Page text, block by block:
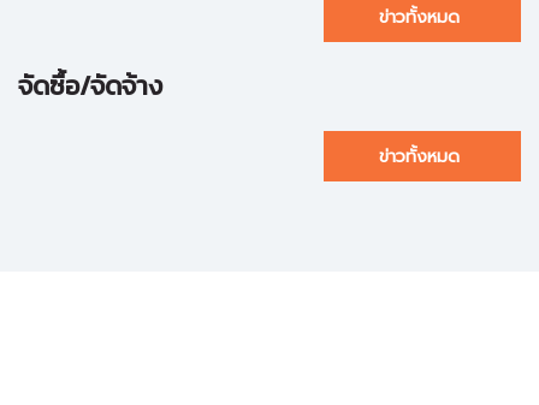
ข่าวทั้งหมด
จัดซื้อ/จัดจ้าง
ข่าวทั้งหมด